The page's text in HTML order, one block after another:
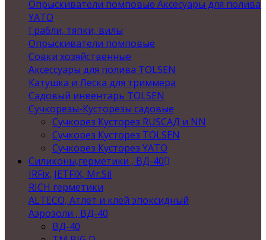
Опрыскиватели помповые Аксесуары для полива
YATO
Грабли, тяпки, вилы
Опрыскиватели помповые
Совки хозяйственные
Аксессуары для полива TOLSEN
Катушка и Леска для триммера
Садовый инвентарь TOLSEN
Сучкорезы-Кусторезы садовые
Сучкорез Кусторез RUSСАД и NN
Сучкорез Кусторез TOLSEN
Сучкорез Кусторез YATO
Силиконы,герметики , ВД-40
IRFix, JETFIX, Mr.Sil
RICH герметики
ALTECO, Атлет и клей эпоксидный
Аэрозоли , ВД-40
ВД-40